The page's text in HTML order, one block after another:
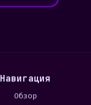
Навигация
Обзор